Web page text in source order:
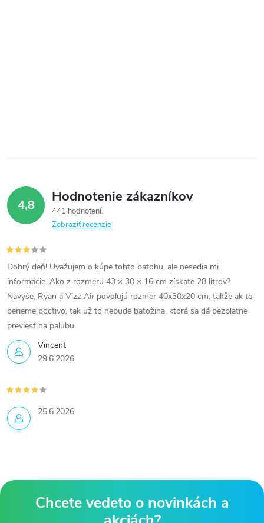
4,8 Hodnotenie zákazníkov
441 hodnotení
Zobraziť recenzie
Vincent
29.6.2026
Dobrý deň! Uvažujem o kúpe tohto batohu, ale nesedia mi
informácie. Ako z rozmeru 43 × 30 × 16 cm získate 28 litrov?
Navyše, Ryan a Vizz Air povoľujú rozmer 40x30x20 cm, takže ak to
berieme poctivo, tak už to nebude batožina, ktorá sa dá bezplatne
previesť na palubu.
25.6.2026